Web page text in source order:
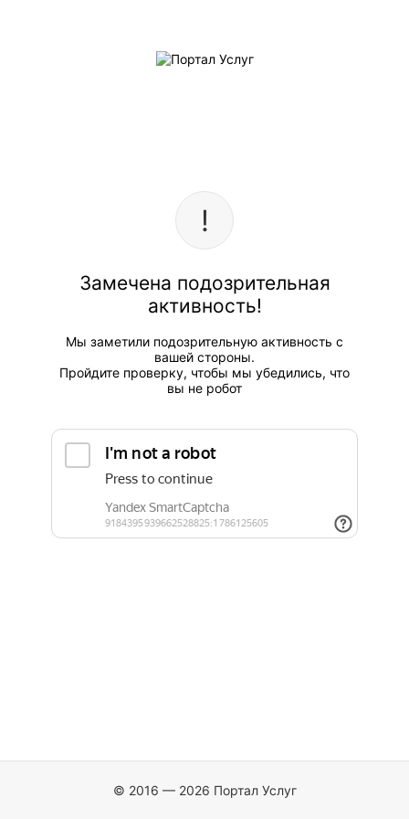
Замечена подозрительная
активность!
Мы заметили подозрительную активность с
вашей стороны.
Пройдите проверку, чтобы мы убедились, что
вы не робот
© 2016 — 2026 Портал Услуг